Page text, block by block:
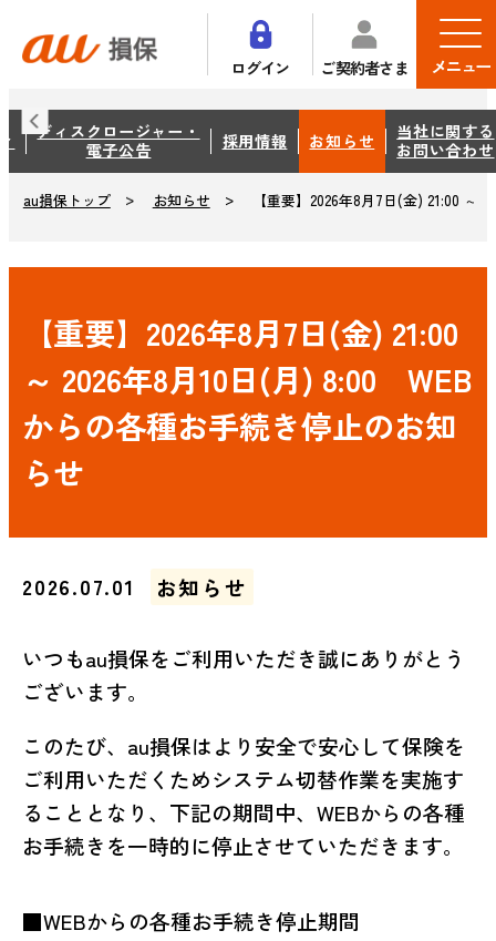
ログイン ご契約者さま メニュー
ディスクロージャー・
電子公告
採用情報 お知らせ
当社に関する
お問い合わせ
au損保トップ お知らせ 【重要】2026年8月7日(金) 21:00
【重要】2026年8月7日(金) 21:00
～ 2026年8月10日(月) 8:00 WEB
からの各種お手続き停止のお知
らせ
2026.07.01 お知らせ
いつもau損保をご利用いただき誠にありがとう
ございます。
このたび、au損保はより安全で安心して保険を
ご利用いただくためシステム切替作業を実施す
ることとなり、下記の期間中、WEBからの各種
お手続きを一時的に停止させていただきます。
■WEBからの各種お手続き停止期間